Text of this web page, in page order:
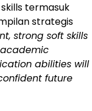
termasuk
strategis
strong soft skills
abilities will
future